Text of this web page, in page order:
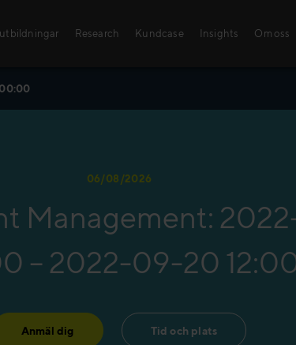
steg mot framgång!
Research Kundcase Insights Om oss
06/08/2026
Management:
– 2022-09-20
Anmäl dig Tid och plats